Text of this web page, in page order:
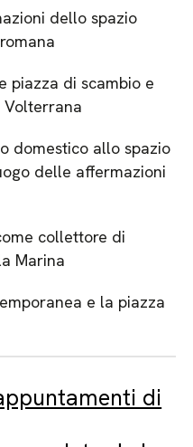
dello spazio
piazza di scambio e
Volterrana
domestico allo spazio
delle affermazioni
collettore di
Marina
e la piazza
di